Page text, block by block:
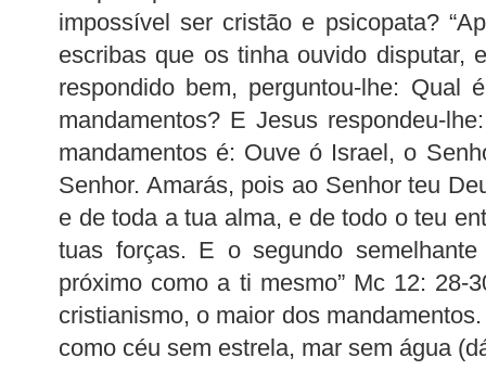
impossível ser cristão e psicopata?
escribas que os tinha ouvido disputar,
respondido bem, perguntou-lhe: Qual
mandamentos? E Jesus respondeu-
mandamentos é: Ouve ó Israel, o
Senhor. Amarás, pois ao Senhor teu
e de toda a tua alma, e de todo o teu
tuas forças. E o segundo
próximo como a ti mesmo” Mc 12: 28-
cristianismo, o maior dos
como céu sem estrela, mar sem água